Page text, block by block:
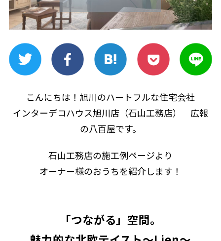
こんにちは！旭川のハートフルな住宅会社
インターデコハウス旭川店（石山工務店）　広報
の八百屋です。
石山工務店の施工例ページより
オーナー様のおうちを紹介します！
「つながる」空間。